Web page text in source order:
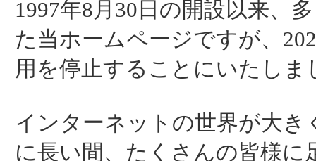
1997年8月30日の開設以来、
た当ホームページですが、
用を停止することにいたしま
インターネットの世界が大
に長い間、たくさんの皆様